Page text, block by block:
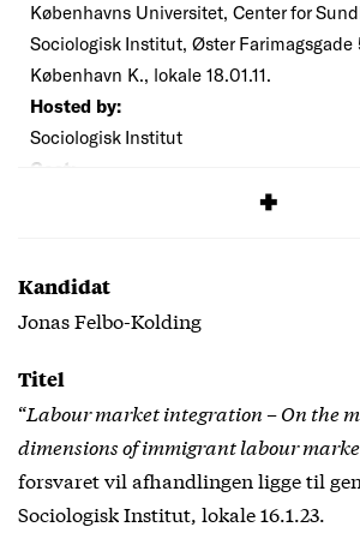
Københavns Universitet, Center for
Sociologisk Institut, Øster Farimagsgade
København K., lokale 18.01.11.
Hosted by:
Sociologisk Institut
Cost:
Kandidat
Jonas Felbo-Kolding
Titel
“Labour market integration – On the
dimensions of immigrant labour
forsvaret vil afhandlingen ligge til
Sociologisk Institut, lokale 16.1.23.